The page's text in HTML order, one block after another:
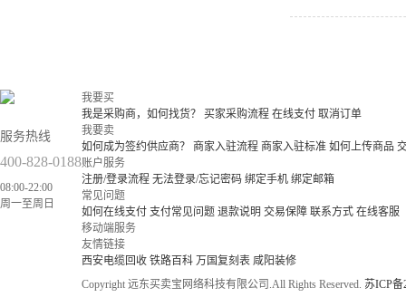
服务热线
400-828-0188
08:00-22:00
周一至周日
我要买
我是采购商，如何找货？
买家采购流程 在线支付 取消订单
我要卖
如何成为签约供应商？
商家入驻流程 商家入驻标准 如何上传商品
账户服务
注册/登录流程 无法登录/忘记密码 绑定手机 绑定邮箱
常见问题
如何在线支付 支付常见问题 退款说明 交易保障 联系方式 在线客服
移动端服务
友情链接
西安电缆回收 铁路百科 万国复刻表 咸阳装修
Copyright 远东买卖宝网络科技有限公司.All Rights Reserved. 苏ICP备